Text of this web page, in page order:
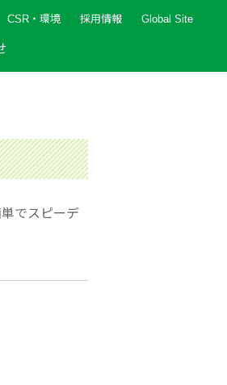
CSR・環境 採用情報 Global Site
人気レシピ
針
ト
でスピーデ